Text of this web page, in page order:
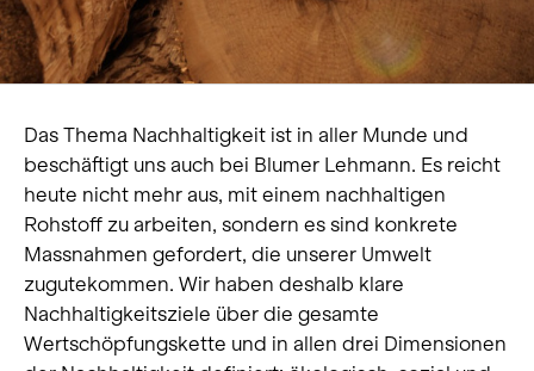
Das Thema Nachhaltigkeit ist in aller Munde und
beschäftigt uns auch bei Blumer Lehmann. Es reicht
heute nicht mehr aus, mit einem nachhaltigen
Rohstoff zu arbeiten, sondern es sind konkrete
Massnahmen gefordert, die unserer Umwelt
zugutekommen. Wir haben deshalb klare
Nachhaltigkeitsziele über die gesamte
Wertschöpfungskette und in allen drei Dimensionen